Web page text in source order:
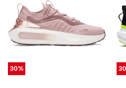
30% 30